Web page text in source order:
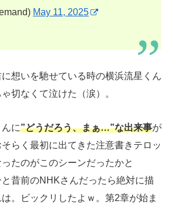
May 11, 2025
に想いを馳せている時の横浜流星くん
切なくて泣けた（涙）。
に”どうだろう、まぁ…”な出来事が
らく最初に出てきた注意書きテロッ
たのがこのシーンだったかと
と昔前のNHKさんだったら絶対に描
。ビックリしたよｗ。第2章が始ま